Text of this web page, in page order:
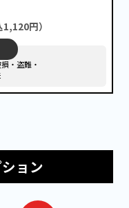
1,120円）
・盗難・
ョン